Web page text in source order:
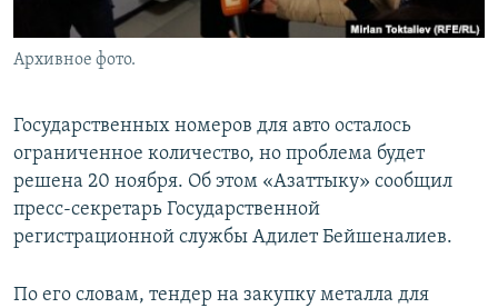
Архивное фото.
Государственных номеров для авто осталось
ограниченное количество, но проблема будет
решена 20 ноября. Об этом «Азаттыку» сообщил
пресс-секретарь Государственной
регистрационной службы Адилет Бейшеналиев.
По его словам, тендер на закупку металла для